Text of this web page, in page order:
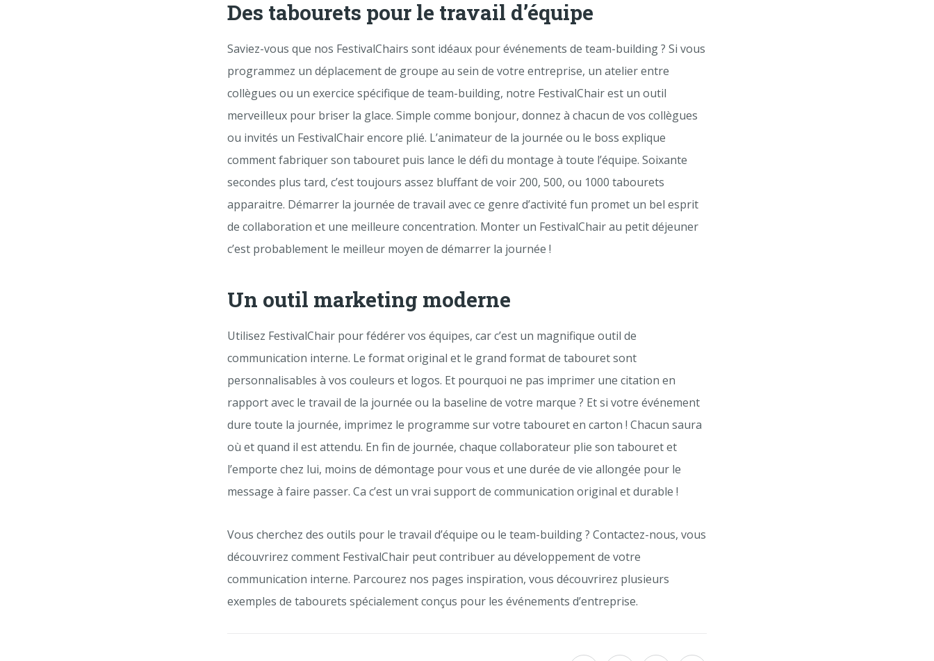
Des tabourets pour le travail d’équipe
Saviez-vous que nos FestivalChairs sont idéaux pour événements de team-building ? Si vous
programmez un déplacement de groupe au sein de votre entreprise, un atelier entre
collègues ou un exercice spécifique de team-building, notre FestivalChair est un outil
merveilleux pour briser la glace. Simple comme bonjour, donnez à chacun de vos collègues
ou invités un FestivalChair encore plié. L’animateur de la journée ou le boss explique
comment fabriquer son tabouret puis lance le défi du montage à toute l’équipe. Soixante
secondes plus tard, c’est toujours assez bluffant de voir 200, 500, ou 1000 tabourets
apparaitre. Démarrer la journée de travail avec ce genre d’activité fun promet un bel esprit
de collaboration et une meilleure concentration. Monter un FestivalChair au petit déjeuner
c’est probablement le meilleur moyen de démarrer la journée !
Un outil marketing moderne
Utilisez FestivalChair pour fédérer vos équipes, car c’est un magnifique outil de
communication interne. Le format original et le grand format de tabouret sont
personnalisables à vos couleurs et logos. Et pourquoi ne pas imprimer une citation en
rapport avec le travail de la journée ou la baseline de votre marque ? Et si votre événement
dure toute la journée, imprimez le programme sur votre tabouret en carton ! Chacun saura
où et quand il est attendu. En fin de journée, chaque collaborateur plie son tabouret et
l’emporte chez lui, moins de démontage pour vous et une durée de vie allongée pour le
message à faire passer. Ca c’est un vrai support de communication original et durable !
Vous cherchez des outils pour le travail d’équipe ou le team-building ? Contactez-nous, vous
découvrirez comment FestivalChair peut contribuer au développement de votre
communication interne. Parcourez nos pages inspiration, vous découvrirez plusieurs
exemples de tabourets spécialement conçus pour les événements d’entreprise.